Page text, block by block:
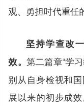
观、勇担时代重任
坚持学查改
效。 第二篇章“学
别从自身检视和
展以来的初步成